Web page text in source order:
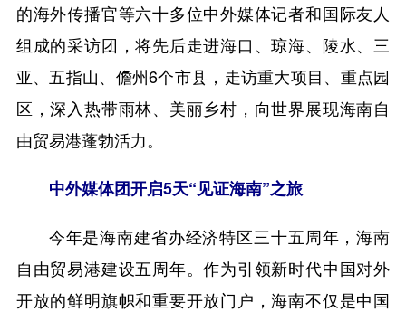
的海外传播官等六十多位中外媒体记者和国际友人
组成的采访团，将先后走进海口、琼海、陵水、三
亚、五指山、儋州6个市县，走访重大项目、重点园
区，深入热带雨林、美丽乡村，向世界展现海南自
由贸易港蓬勃活力。
中外媒体团开启5天“见证海南”之旅
今年是海南建省办经济特区三十五周年，海南
自由贸易港建设五周年。作为引领新时代中国对外
开放的鲜明旗帜和重要开放门户，海南不仅是中国